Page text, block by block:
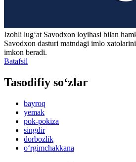
Izohli lugʻat Savodxon loyihasi bilan
Savodxon dasturi matndagi imlo
imkon beradi.
Batafsil
Tasodifiy so‘zlar
bayroq
yemak
pok-pokiza
singdir
dorbozlik
o‘rgimchakkana